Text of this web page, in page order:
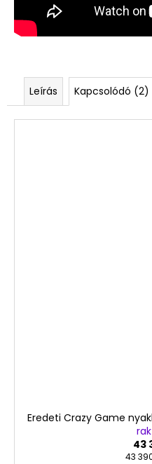
Leírás Kapcsolódó (2)
Eredeti Crazy Game
43
43